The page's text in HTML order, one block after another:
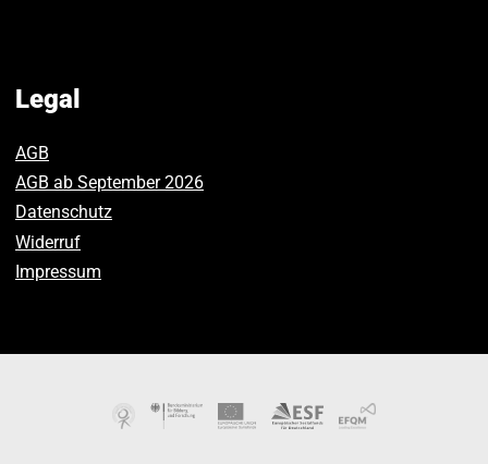
Legal
AGB
AGB ab September 2026
Datenschutz
Widerruf
Impressum